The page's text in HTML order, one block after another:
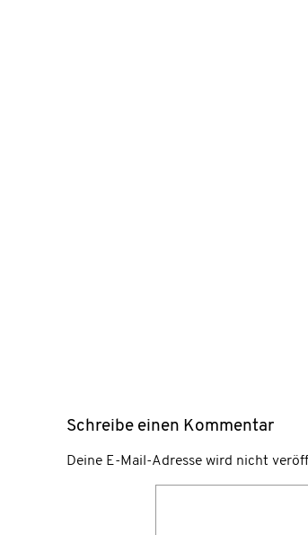
Schreibe einen Kommentar
Deine E-Mail-Adresse wird nicht